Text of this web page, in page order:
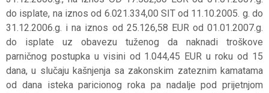
do isplate, na iznos od 6.021.334,00 SIT od 11.10.2005. g. do
31.12.2006.g. i na iznos od 25.126,58 EUR od 01.01.2007.g.
do isplate uz obavezu tuženog da naknadi troškove
parničnog postupka u visini od 1.044,45 EUR u roku od 15
dana, u slučaju kašnjenja sa zakonskim zateznim kamatama
od dana isteka paricionog roka pa nadalje pod prijetnjom